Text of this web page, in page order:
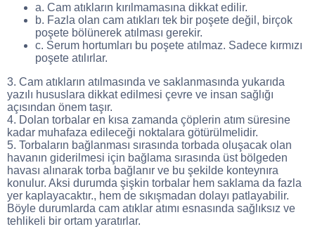
a. Cam atıkların kırılmamasına dikkat edilir.
b. Fazla olan cam atıkları tek bir poşete değil, birçok
poşete bölünerek atılması gerekir.
c. Serum hortumları bu poşete atılmaz. Sadece kırmızı
poşete atılırlar.
3. Cam atıkların atılmasında ve saklanmasında yukarıda
yazılı hususlara dikkat edilmesi çevre ve insan sağlığı
açısından önem taşır.
4. Dolan torbalar en kısa zamanda çöplerin atım süresine
kadar muhafaza edileceği noktalara götürülmelidir.
5. Torbaların bağlanması sırasında torbada oluşacak olan
havanın giderilmesi için bağlama sırasında üst bölgeden
havası alınarak torba bağlanır ve bu şekilde konteynıra
konulur. Aksi durumda şişkin torbalar hem saklama da fazla
yer kaplayacaktır., hem de sıkışmadan dolayı patlayabilir.
Böyle durumlarda cam atıklar atımı esnasında sağlıksız ve
tehlikeli bir ortam yaratırlar.